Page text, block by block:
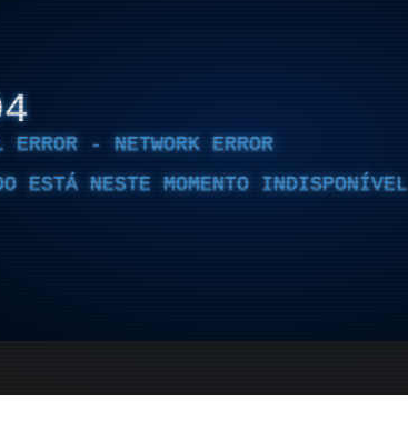
- NETWORK ERROR
ESTÁ NESTE MOMENTO INDISPONÍVEL